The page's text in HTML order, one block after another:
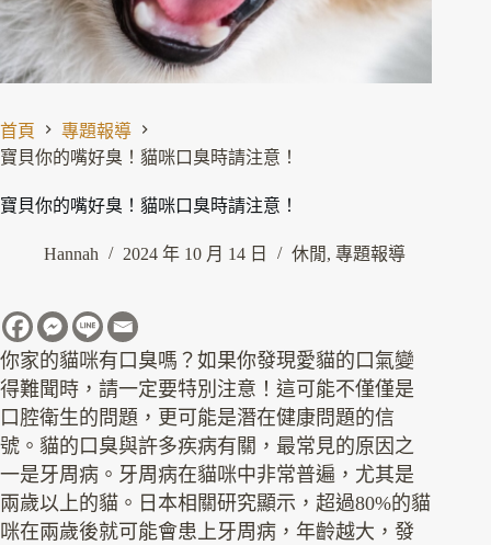
首頁
專題報導
寶貝你的嘴好臭！貓咪口臭時請注意！
寶貝你的嘴好臭！貓咪口臭時請注意！
Hannah 2024 年 10 月 14 日 休閒, 專題報導
你家的貓咪有口臭嗎？如果你發現愛貓的口氣變
得難聞時，請一定要特別注意！這可能不僅僅是
口腔衛生的問題，更可能是潛在健康問題的信
號。貓的口臭與許多疾病有關，最常見的原因之
一是牙周病。牙周病在貓咪中非常普遍，尤其是
兩歲以上的貓。日本相關研究顯示，超過80%的貓
咪在兩歲後就可能會患上牙周病，年齡越大，發